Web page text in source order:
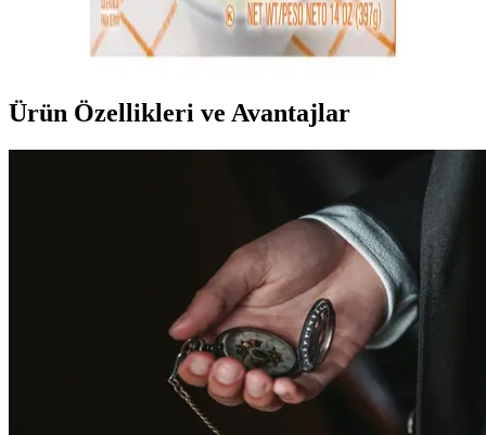
Pirinç bazlı kahvaltılık ürünlerde kullanılan aroma, lezzeti artırır ve
kişiselleştirme sağlar. Doğal içeriklere sahip, kolay kullanımlı ve
çeşitli aromalarla kahvaltı deneyiminizi zenginleştirebilirsiniz.
Ürün Özellikleri ve Avantajlar